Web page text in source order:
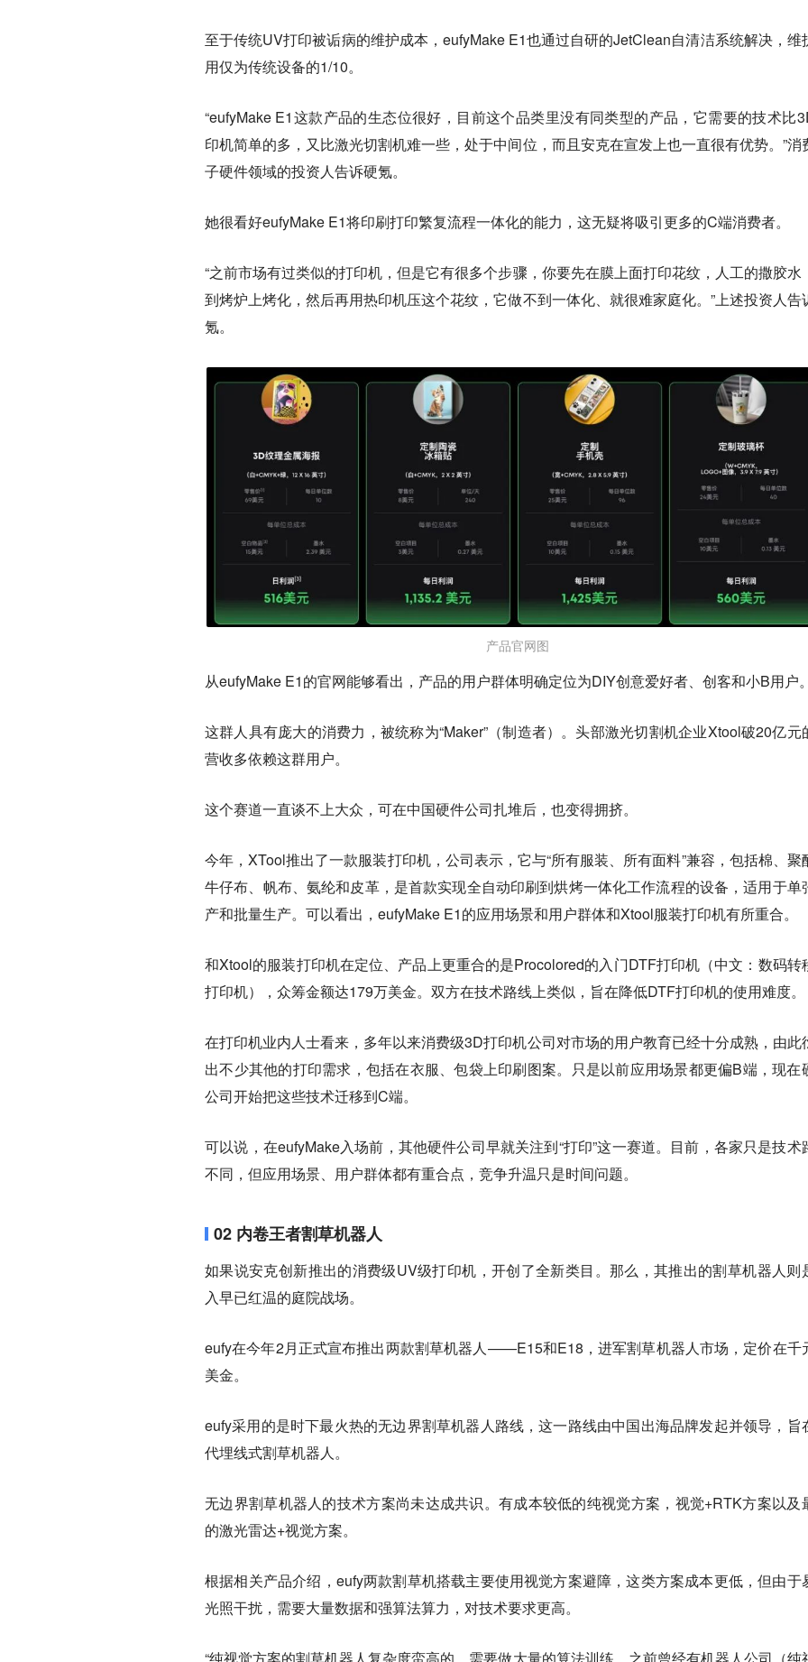
至于传统UV打印被诟病的维护成本，eufyMake E1也通过自研的JetClean自清洁系统解决，维
用仅为传统设备的1/10。
“eufyMake E1这款产品的生态位很好，目前这个品类里没有同类型的产品，它需要的技术比
印机简单的多，又比激光切割机难一些，处于中间位，而且安克在宣发上也一直很有优势。”消
子硬件领域的投资人告诉硬氪。
她很看好eufyMake E1将印刷打印繁复流程一体化的能力，这无疑将吸引更多的C端消费者。
“之前市场有过类似的打印机，但是它有很多个步骤，你要先在膜上面打印花纹，人工的撒胶水
到烤炉上烤化，然后再用热印机压这个花纹，它做不到一体化、就很难家庭化。”上述投资人告
氪。
产品官网图
从eufyMake E1的官网能够看出，产品的用户群体明确定位为DIY创意爱好者、创客和小B用户
这群人具有庞大的消费力，被统称为“Maker”（制造者）。头部激光切割机企业Xtool破20亿元
营收多依赖这群用户。
这个赛道一直谈不上大众，可在中国硬件公司扎堆后，也变得拥挤。
今年，XTool推出了一款服装打印机，公司表示，它与“所有服装、所有面料”兼容，包括棉、聚
牛仔布、帆布、氨纶和皮革，是首款实现全自动印刷到烘烤一体化工作流程的设备，适用于单
产和批量生产。可以看出，eufyMake E1的应用场景和用户群体和Xtool服装打印机有所重合。
和Xtool的服装打印机在定位、产品上更重合的是Procolored的入门DTF打印机（中文：数码转
打印机），众筹金额达179万美金。双方在技术路线上类似，旨在降低DTF打印机的使用难度。
在打印机业内人士看来，多年以来消费级3D打印机公司对市场的用户教育已经十分成熟，由此
出不少其他的打印需求，包括在衣服、包袋上印刷图案。只是以前应用场景都更偏B端，现在
公司开始把这些技术迁移到C端。
可以说，在eufyMake入场前，其他硬件公司早就关注到“打印”这一赛道。目前，各家只是技术
不同，但应用场景、用户群体都有重合点，竞争升温只是时间问题。
02 内卷王者割草机器人
如果说安克创新推出的消费级UV级打印机，开创了全新类目。那么，其推出的割草机器人则
入早已红温的庭院战场。
eufy在今年2月正式宣布推出两款割草机器人——E15和E18，进军割草机器人市场，定价在千
美金。
eufy采用的是时下最火热的无边界割草机器人路线，这一路线由中国出海品牌发起并领导，旨
代埋线式割草机器人。
无边界割草机器人的技术方案尚未达成共识。有成本较低的纯视觉方案，视觉+RTK方案以及
的激光雷达+视觉方案。
根据相关产品介绍，eufy两款割草机搭载主要使用视觉方案避障，这类方案成本更低，但由于
光照干扰，需要大量数据和强算法算力，对技术要求更高。